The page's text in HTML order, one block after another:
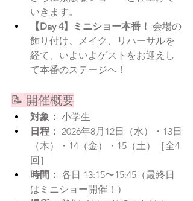
いきます。
【Day 4】ミニショー本番！ 会場の
飾り付け、メイク、リハーサルを
経て、いよいよゲストをお迎えし
て本番のステージへ！
📝 開催概要
対象： 小学生
日程： 2026年8月12日（水）・13日
（木）・14（金）・15（土）［全4
回］
時間： 各日 13:15〜15:45（最終日
はミニショー開催！）